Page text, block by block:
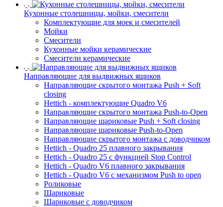
Кухонные столешницы, мойки, смесители
Комплектующие для моек и смесителей
Мойки
Смесители
Кухонные мойки керамические
Смесители керамические
Направляющие для выдвижных ящиков
Направляющие скрытого монтажа Push + Soft
closing
Hettich - комплектующие Quadro V6
Направляющие скрытого монтажа Push-to-Open
Направляющие шариковые Push + Soft closing
Направляющие шариковые Push-to-Open
Направляющие скрытого монтажа с доводчиком
Hettich - Quadro 25 плавного закрывания
Hettich - Quadro 25 с функцией Stop Control
Hettich - Quadro V6 плавного закрывания
Hettich - Quadro V6 с механизмом Push to open
Роликовые
Шариковые
Шариковые с доводчиком